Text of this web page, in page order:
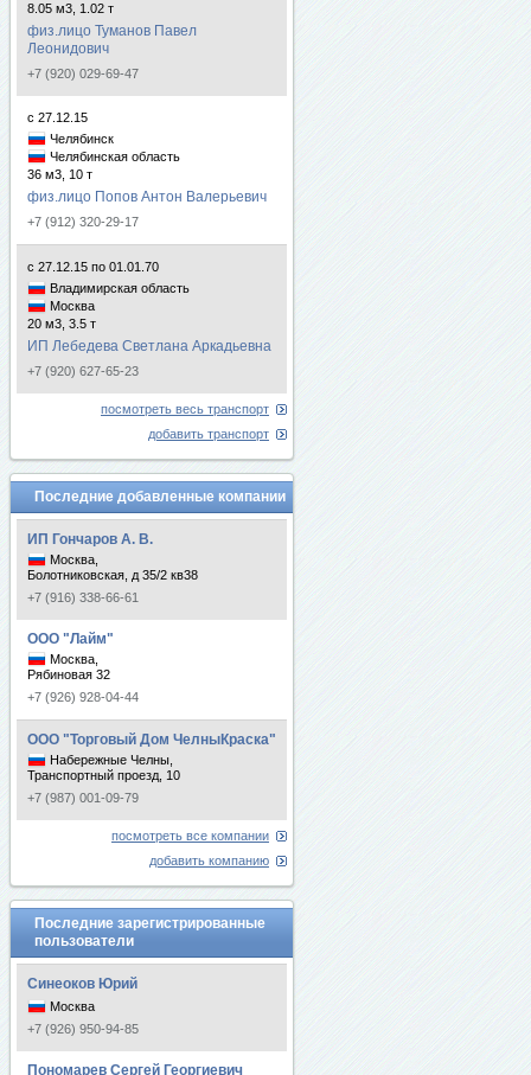
8.05 м3, 1.02 т
физ.лицо Туманов Павел
Леонидович
+7 (920) 029-69-47
с 27.12.15
Челябинск
Челябинская область
36 м3, 10 т
физ.лицо Попов Антон Валерьевич
+7 (912) 320-29-17
с 27.12.15 по 01.01.70
Владимирская область
Москва
20 м3, 3.5 т
ИП Лебедева Светлана Аркадьевна
+7 (920) 627-65-23
посмотреть весь транспорт
добавить транспорт
Последние добавленные компании
ИП Гончаров А. В.
Москва,
Болотниковская, д 35/2 кв38
+7 (916) 338-66-61
ООО "Лайм"
Москва,
Рябиновая 32
+7 (926) 928-04-44
ООО "Торговый Дом ЧелныКраска"
Набережные Челны,
Транспортный проезд, 10
+7 (987) 001-09-79
посмотреть все компании
добавить компанию
Последние зарегистрированные
пользователи
Синеоков Юрий
Москва
+7 (926) 950-94-85
Пономарев Сергей Георгиевич